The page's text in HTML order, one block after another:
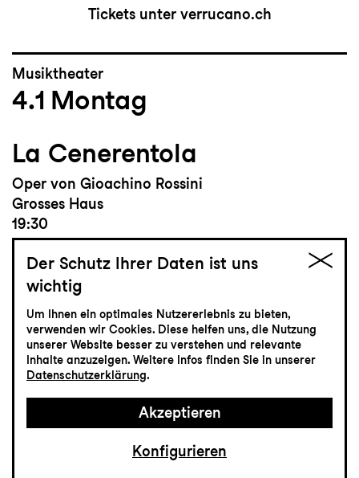
Tickets unter verrucano.ch
Musiktheater
4.1 Montag
La Cenerentola
Oper von Gioachino Rossini
Grosses Haus
19:30
Einführung
Tickets
CHF 50-100
Der Schutz Ihrer Daten ist uns
wichtig
Um Ihnen ein optimales Nutzererlebnis zu bieten,
verwenden wir Cookies. Diese helfen uns, die Nutzung
unserer Website besser zu verstehen und relevante
Inhalte anzuzeigen. Weitere Infos finden Sie in unserer
Datenschutzerklärung.
Akzeptieren
Konfigurieren